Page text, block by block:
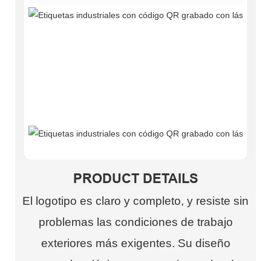
PRODUCT DETAILS
El logotipo es claro y completo, y resiste sin
problemas las condiciones de trabajo
exteriores más exigentes. Su diseño